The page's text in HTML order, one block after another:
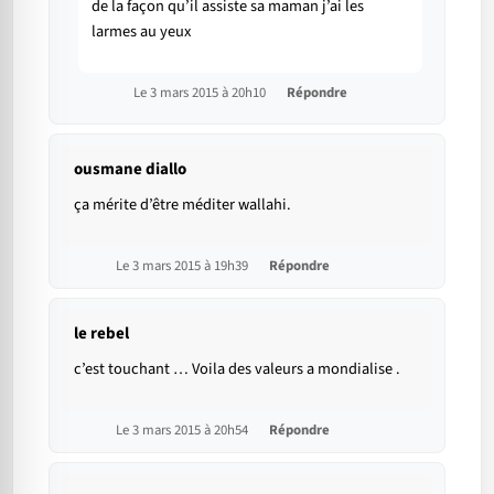
de la façon qu’il assiste sa maman j’ai les
larmes au yeux
Le 3 mars 2015 à 20h10 Répondre
ousmane diallo
ça mérite d’être méditer wallahi.
Le 3 mars 2015 à 19h39 Répondre
le rebel
c’est touchant … Voila des valeurs a mondialise .
Le 3 mars 2015 à 20h54 Répondre